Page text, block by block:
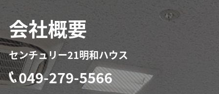
会社概要
センチュリー21明和ハウス
049-279-5566